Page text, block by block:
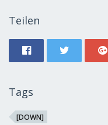
Teilen
Tags
[DOWN]